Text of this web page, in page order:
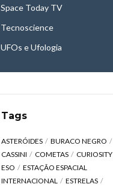
Space Today TV
Tecnoscience
UFOs e Ufologia
Tags
ASTERÓIDES
BURACO NEGRO
CASSINI
COMETAS CURIOSITY
ESO
ESTAÇÃO ESPACIAL
INTERNACIONAL
ESTRELAS